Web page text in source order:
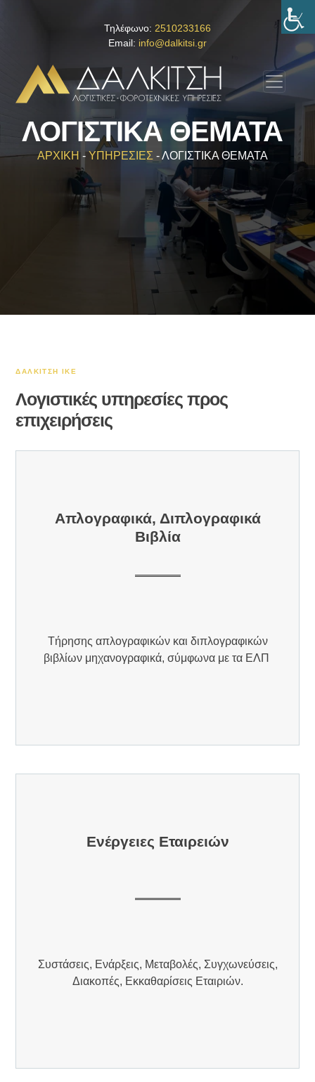
Τηλέφωνο: 2510233166
Email: info@dalkitsi.gr
ΛΟΓΙΣΤΙΚΑ ΘΕΜΑΤΑ
ΑΡΧΙΚΗ-ΥΠΗΡΕΣΙΕΣ -ΛΟΓΙΣΤΙΚΑ ΘΕΜΑΤΑ
ΔΑΛΚΙΤΣΗ ΙΚΕ
Λογιστικές υπηρεσίες προς
επιχειρήσεις
Απλογραφικά, Διπλογραφικά
Βιβλία
Τήρησης απλογραφικών και διπλογραφικών
βιβλίων μηχανογραφικά, σύμφωνα με τα ΕΛΠ
Ενέργειες Εταιρειών
Συστάσεις, Ενάρξεις, Μεταβολές, Συγχωνεύσεις,
Διακοπές, Εκκαθαρίσεις Εταιριών.